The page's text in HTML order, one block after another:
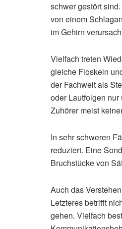
schwer gestört
von einem
im Gehirn
Vielfach treten
gleiche Floskeln
der Fachwelt als
oder Lautfolgen
Zuhörer meist
In sehr schweren
reduziert. Eine
Bruchstücke von
Auch das
Letzteres betrifft
gehen. Vielfach